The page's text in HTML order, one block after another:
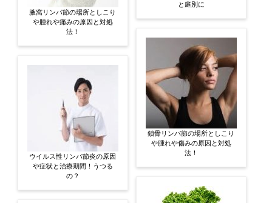
腋窩リンパ節の場所としこり
や腫れや痛みの原因と対処
法！
ウイルス性リンパ節炎の原因
や症状と治療期間！うつる
の？
と庭別に
鎖骨リンパ節の場所としこり
や腫れや傷みの原因と対処
法！